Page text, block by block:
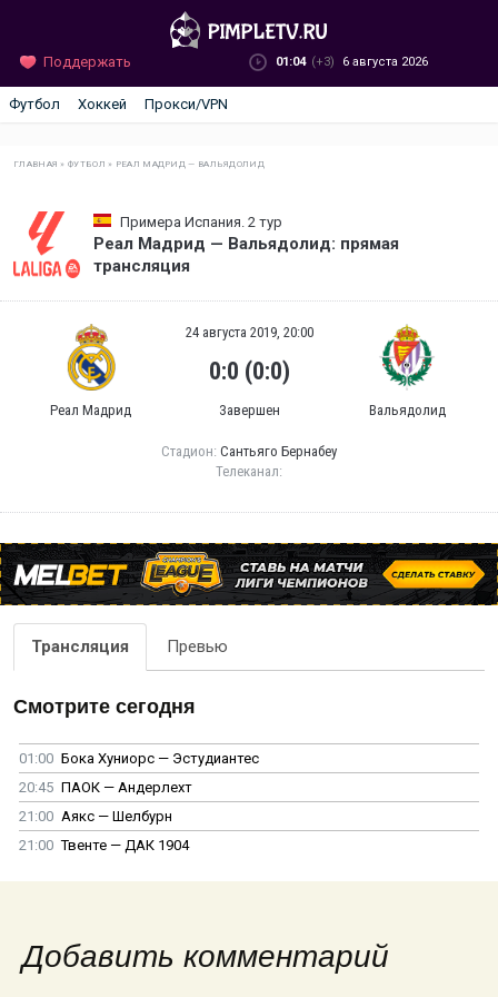
Поддержать 01:04 (+3) 6 августа 2026
Футбол Хоккей Прокси/VPN
ГЛАВНАЯ »ФУТБОЛ » РЕАЛ МАДРИД — ВАЛЬЯДОЛИД
Примера Испания. 2 тур
Реал Мадрид — Вальядолид: прямая
трансляция
Реал Мадрид
24 августа 2019, 20:00
0:0 (0:0)
Завершен Вальядолид
Стадион: Сантьяго Бернабеу
Телеканал:
Трансляция Превью
Смотрите сегодня
01:00 Бока Хуниорс — Эстудиантес
20:45 ПАОК — Андерлехт
21:00 Аякс — Шелбурн
21:00 Твенте — ДАК 1904
Добавить комментарий